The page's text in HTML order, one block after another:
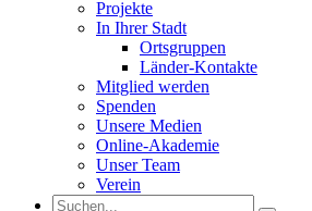
Projekte
In Ihrer Stadt
Ortsgruppen
Länder-Kontakte
Mitglied werden
Spenden
Unsere Medien
Online-Akademie
Unser Team
Verein